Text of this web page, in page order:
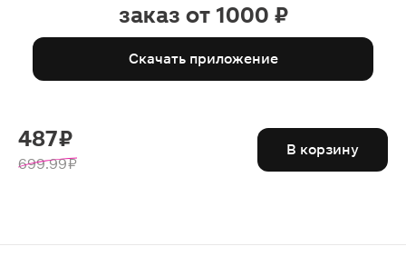
заказ от 1000 ₽
Скачать приложение
487 ₽
699.99 ₽
В корзину